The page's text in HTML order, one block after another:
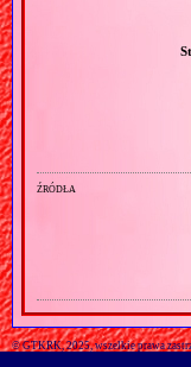
źródła
© GTKRK, 2025, wszelkie prawa